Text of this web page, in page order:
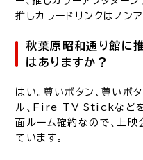
推しカラードリンクはノン
秋葉原昭和通り館に
はありますか？
はい。尊いボタン、尊いボ
ル、Fire TV Stickなどを
面ルーム確約なので、上
ています。